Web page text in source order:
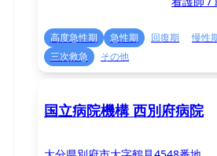
高度急性期 急性期 回復期 慢性
三次救急
その他
国立病院機構 西別府病院